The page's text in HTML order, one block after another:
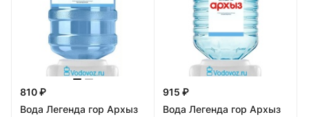
810 ₽
Вода Легенда гор Архыз
915 ₽
Вода Легенда гор Архыз